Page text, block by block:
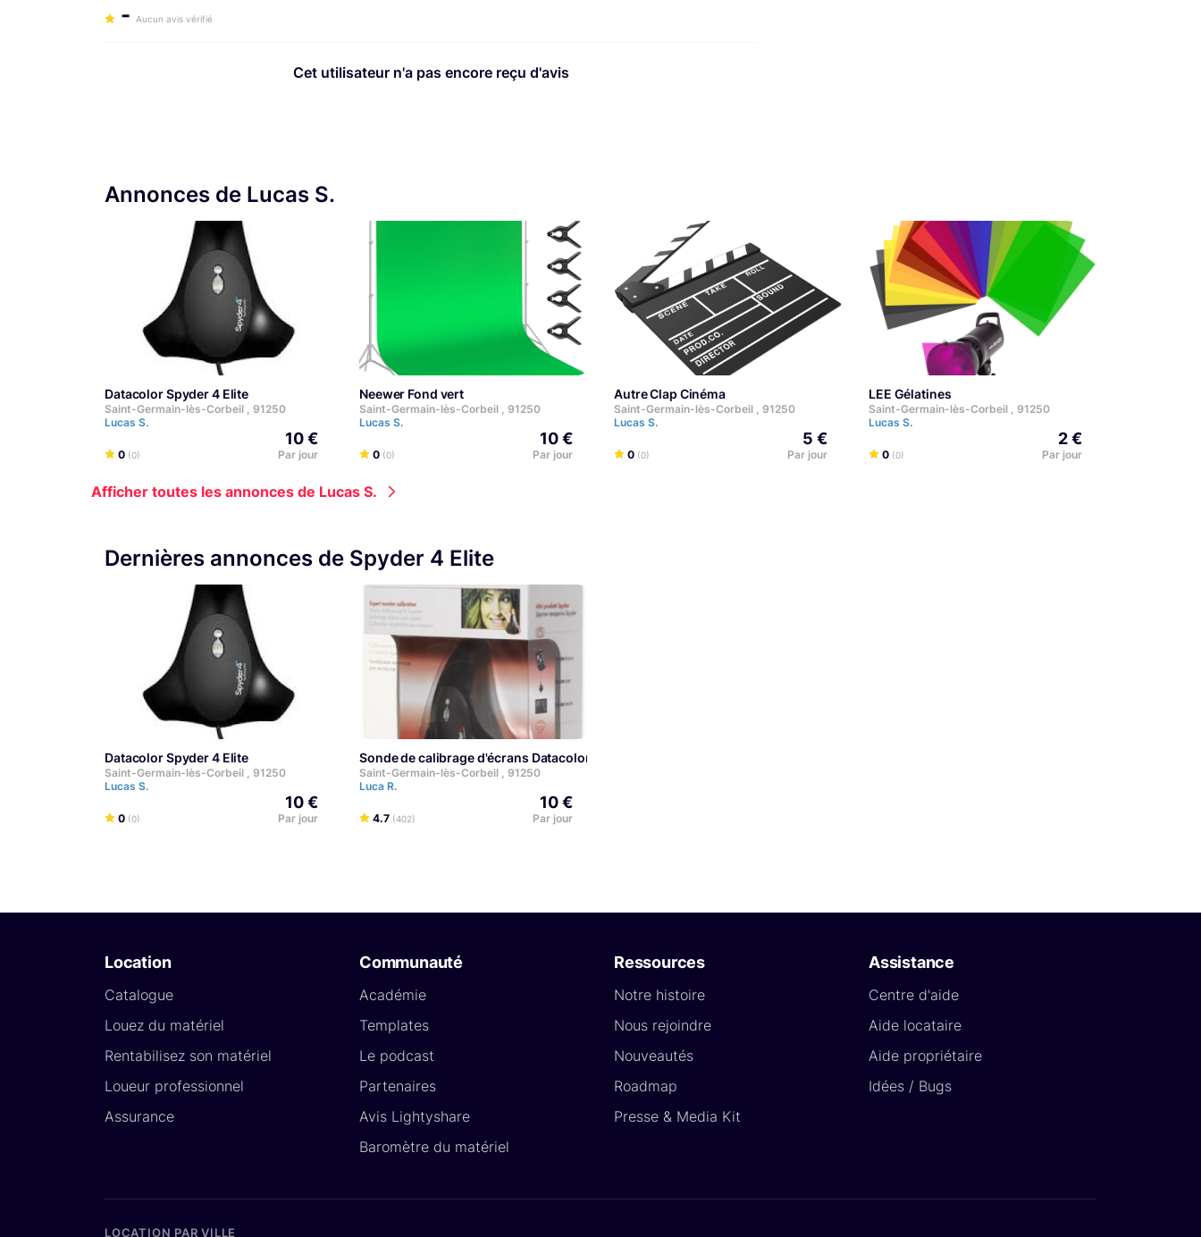
- Aucun avis vérifié
Cet utilisateur n'a pas encore reçu d'avis
Annonces de Lucas S.
Datacolor Spyder 4 Elite
Saint-Germain-lès-Corbeil , 91250
Lucas S.
0 (0)
10 €
Par jour
Neewer Fond vert
Saint-Germain-lès-Corbeil , 91250
Lucas S.
0 (0)
10 €
Par jour
Autre Clap Cinéma
Saint-Germain-lès-Corbeil , 91250
Lucas S.
0 (0)
5 €
Par jour
LEE Gélatines
Saint-Germain-lès-Corbeil , 91250
Lucas S.
0 (0)
2 €
Par jour
Afficher toutes les annonces de Lucas S.
Dernières annonces de Spyder 4 Elite
Datacolor Spyder 4 Elite
Saint-Germain-lès-Corbeil , 91250
Lucas S.
0 (0)
10 €
Par jour
Sonde de calibrage d'écrans Datacolor Spyder 4 Elite
Saint-Germain-lès-Corbeil , 91250
Luca R.
4.7 (402)
10 €
Par jour
Location
Catalogue
Louez du matériel
Rentabilisez son matériel
Loueur professionnel
Assurance
Communauté
Académie
Templates
Le podcast
Partenaires
Avis Lightyshare
Baromètre du matériel
Ressources
Notre histoire
Nous rejoindre
Nouveautés
Roadmap
Presse & Media Kit
Assistance
Centre d'aide
Aide locataire
Aide propriétaire
Idées / Bugs
LOCATION PAR VILLE